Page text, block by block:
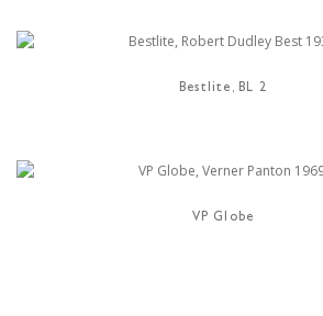
Bestlite, BL 2
VP Globe